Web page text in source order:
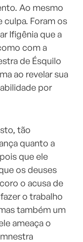
Ao mesmo
culpa. Foram os
Ifigênia que a
com a
de Ésquilo
ao revelar sua
por
tão
quanto a
que ele
os deuses
o acusa de
o trabalho
também um
ameaça o